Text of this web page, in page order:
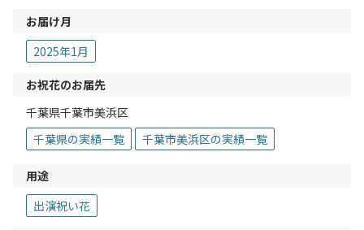
お届け月
2025年1月
お祝花のお届先
千葉県千葉市美浜区
千葉県の実績一覧
千葉市美浜区の実績一覧
用途
出演祝い花